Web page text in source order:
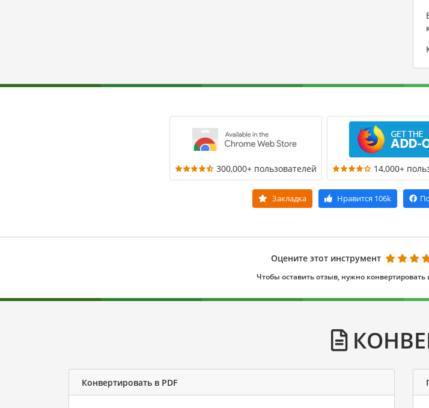
300,000+ пользователей 14,000+
Закладка Нравится 106k
Оцените этот инструмент
Чтобы оставить отзыв, нужно
Конвертировать в PDF